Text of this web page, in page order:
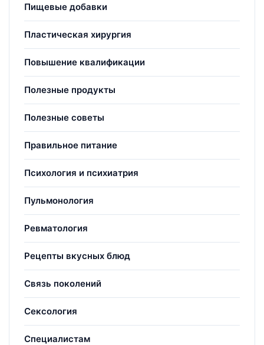
Пищевые добавки
Пластическая хирургия
Повышение квалификации
Полезные продукты
Полезные советы
Правильное питание
Психология и психиатрия
Пульмонология
Ревматология
Рецепты вкусных блюд
Связь поколений
Сексология
Специалистам